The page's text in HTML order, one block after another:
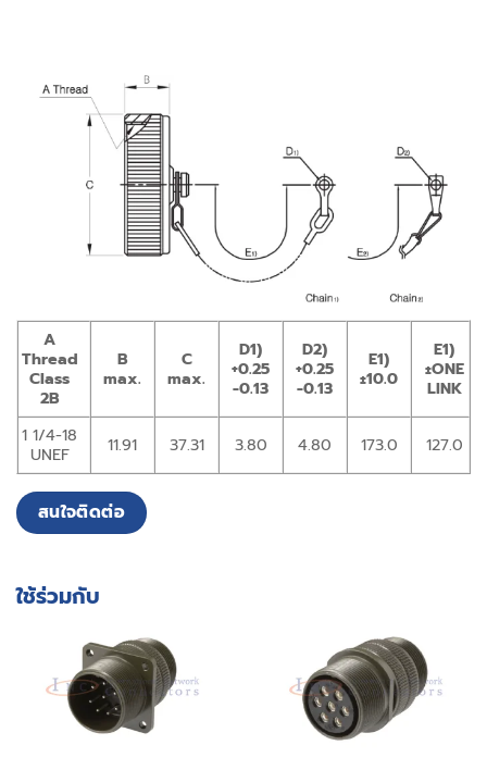
A
Thread
Class
2B
B
max.
C
max.
D1)
+0.25
-0.13
D2)
+0.25
-0.13
E1)
±10.0
E1)
±ONE
LINK
1 1/4-18
UNEF
11.91 37.31 3.80 4.80 173.0 127.0
สนใจติดต่อ
ใช้ร่วมกับ